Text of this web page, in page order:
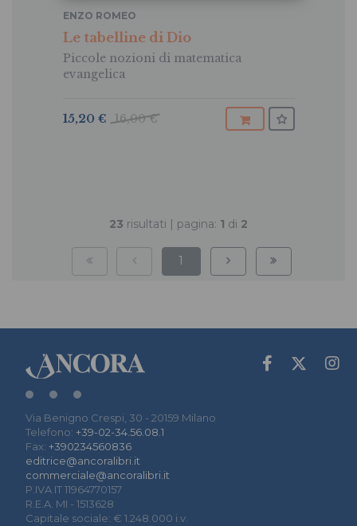
Le tabelline di Dio
Piccole nozioni di matematica
evangelica
ENZO ROMEO
16,00 €
15,20 €
23 risultati | pagina: 1 di 2
1
Via Benigno Crespi, 30 - 20159 Milano
Telefono: +39-02-34.56.08.1
Fax: +390234560836
editrice@ancoralibri.it
commerciale@ancoralibri.it
P.IVA IT 11964770157
R.E.A. MI - 1513628
Capitale sociale: € 1.248.000 i.v.